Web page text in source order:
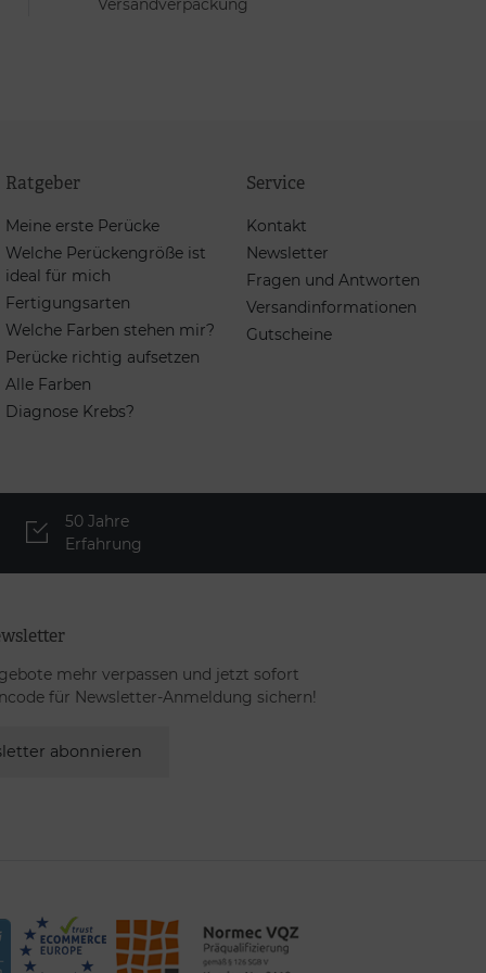
Versandverpackung
Ratgeber
Meine erste Perücke
Welche Perückengröße ist
ideal für mich
Fertigungsarten
Welche Farben stehen mir?
Perücke richtig aufsetzen
Alle Farben
Diagnose Krebs?
Service
Kontakt
Newsletter
Fragen und Antworten
Versandinformationen
Gutscheine
50 Jahre
Erfahrung
mehr verpassen und jetzt sofort
für Newsletter-Anmeldung sichern!
abonnieren